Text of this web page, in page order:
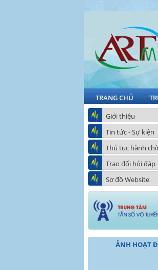
TRANG CHỦ
Giới thiệu
Tin tức - Sự kiện
Thủ tục hành
Trao đổi hỏi đáp
Sơ đồ Website
ẢNH HOẠT